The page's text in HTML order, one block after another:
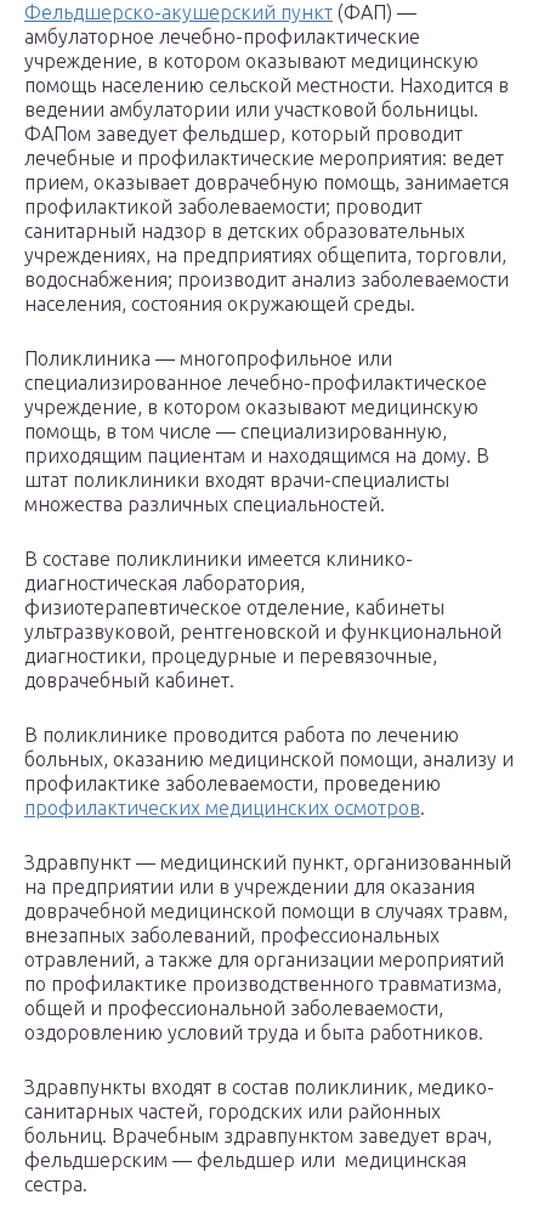
Фельдшерско-акушерский пункт (ФАП) —
амбулаторное лечебно-профилактические
учреждение, в котором оказывают медицинскую
помощь населению сельской местности. Находится в
ведении амбулатории или участковой больницы.
ФАПом заведует фельдшер, который проводит
лечебные и профилактические мероприятия: ведет
прием, оказывает доврачебную помощь, занимается
профилактикой заболеваемости; проводит
санитарный надзор в детских образовательных
учреждениях, на предприятиях общепита, торговли,
водоснабжения; производит анализ заболеваемости
населения, состояния окружающей среды.
Поликлиника — многопрофильное или
специализированное лечебно-профилактическое
учреждение, в котором оказывают медицинскую
помощь, в том числе — специализированную,
приходящим пациентам и находящимся на дому. В
штат поликлиники входят врачи-специалисты
множества различных специальностей.
В составе поликлиники имеется клинико-
диагностическая лаборатория,
физиотерапевтическое отделение, кабинеты
ультразвуковой, рентгеновской и функциональной
диагностики, процедурные и перевязочные,
доврачебный кабинет.
В поликлинике проводится работа по лечению
больных, оказанию медицинской помощи, анализу и
профилактике заболеваемости, проведению
профилактических медицинских осмотров.
Здравпункт — медицинский пункт, организованный
на предприятии или в учреждении для оказания
доврачебной медицинской помощи в случаях травм,
внезапных заболеваний, профессиональных
отравлений, а также для организации мероприятий
по профилактике производственного травматизма,
общей и профессиональной заболеваемости,
оздоровлению условий труда и быта работников.
Здравпункты входят в состав поликлиник, медико-
санитарных частей, городских или районных
больниц. Врачебным здравпунктом заведует врач,
фельдшерским — фельдшер или медицинская
сестра.